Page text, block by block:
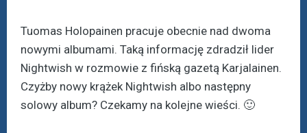
Tuomas Holopainen pracuje obecnie nad dwoma
nowymi albumami. Taką informację zdradził lider
Nightwish w rozmowie z fińską gazetą Karjalainen.
Czyżby nowy krążek Nightwish albo następny
solowy album? Czekamy na kolejne wieści. 🙂